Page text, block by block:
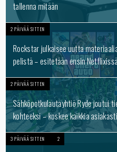
tallenna mitään
2 PÄIVÄÄ SITTEN
Rockstar julkaisee uutta
pelistä – esitetään ensin Netflixissä
2 PÄIVÄÄ SITTEN
Sähköpotkulautayhtiö Ryde joutui
kohteeksi – koskee kaikkia
3 PÄIVÄÄ SITTEN 2